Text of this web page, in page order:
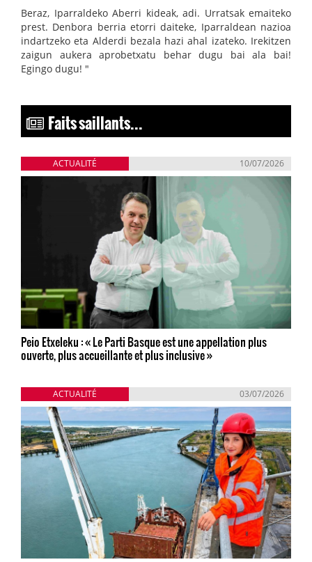
Beraz, Iparraldeko Aberri kideak, adi. Urratsak emaiteko
prest. Denbora berria etorri daiteke, Iparraldean nazioa
indartzeko eta Alderdi bezala hazi ahal izateko. Irekitzen
zaigun aukera aprobetxatu behar dugu bai ala bai!
Egingo dugu! "
Faits saillants...
ACTUALITÉ 10/07/2026
Peio Etxeleku : « Le Parti Basque est une appellation plus
ouverte, plus accueillante et plus inclusive »
ACTUALITÉ 03/07/2026